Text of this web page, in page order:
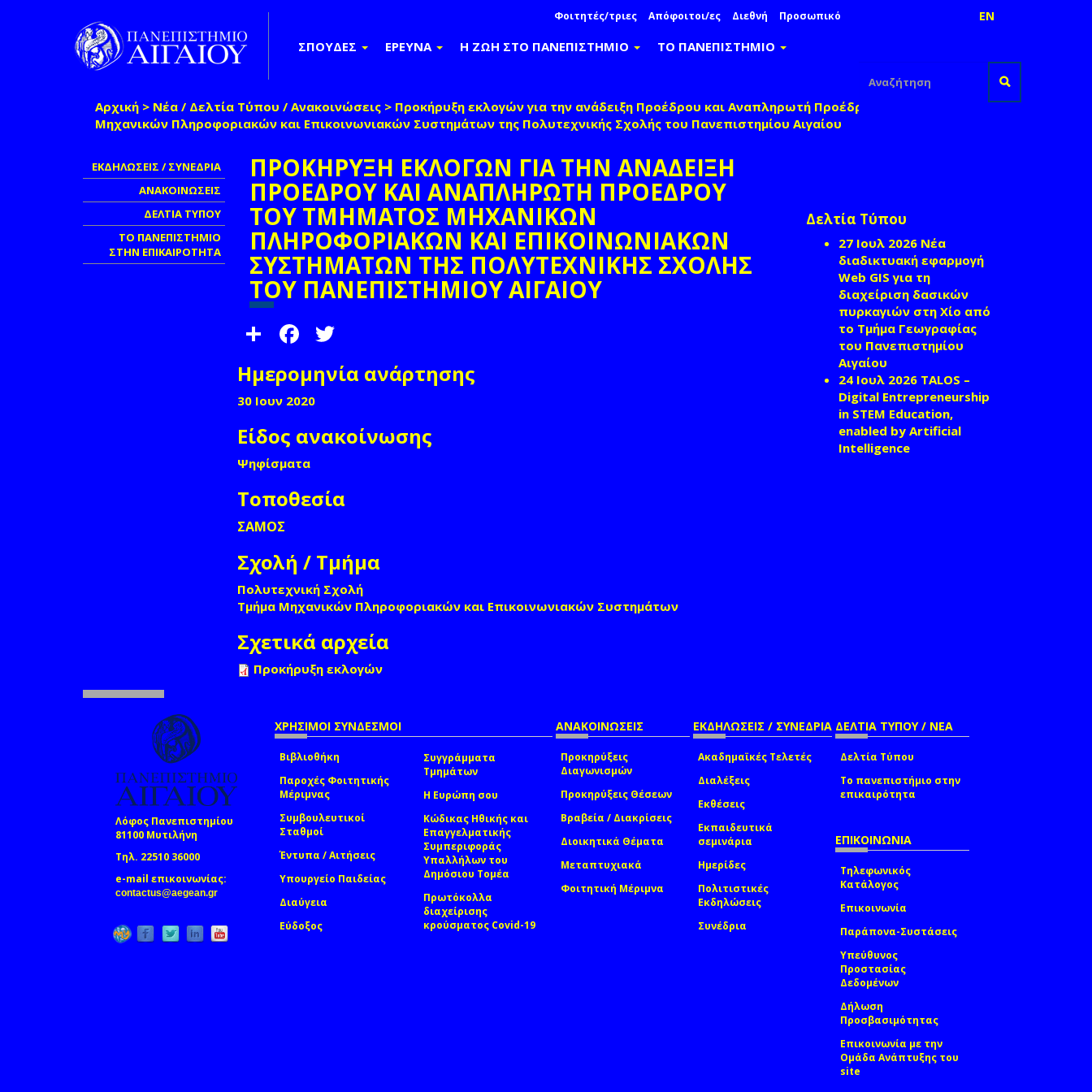
EN
Φοιτητές/τριες Απόφοιτοι/ες Διεθνή Προσωπικό
Φόρμα
ΣΠΟΥΔΕΣ ΕΡΕΥΝΑ Η ΖΩΗ ΣΤΟ ΠΑΝΕΠΙΣΤΗΜΙΟ ΤΟ ΠΑΝΕΠΙΣΤΗΜΙΟ
Είστε εδώ
Αρχική > Νέα / Δελτία Τύπου / Ανακοινώσεις > Προκήρυξη εκλογών για την ανάδειξη Προέδρου και Αναπληρωτή Προέδρου του Τμήματος
Μηχανικών Πληροφοριακών και Επικοινωνιακών Συστημάτων της Πολυτεχνικής Σχολής του Πανεπιστημίου Αιγαίου
ΠΡΟΚΗΡΥΞΗ ΕΚΛΟΓΩΝ ΓΙΑ ΤΗΝ ΑΝΑΔΕΙΞΗ
ΠΡΟΕΔΡΟΥ ΚΑΙ ΑΝΑΠΛΗΡΩΤΗ ΠΡΟΕΔΡΟΥ
ΤΟΥ ΤΜΗΜΑΤΟΣ ΜΗΧΑΝΙΚΩΝ
ΠΛΗΡΟΦΟΡΙΑΚΩΝ ΚΑΙ ΕΠΙΚΟΙΝΩΝΙΑΚΩΝ
ΣΥΣΤΗΜΑΤΩΝ ΤΗΣ ΠΟΛΥΤΕΧΝΙΚΗΣ ΣΧΟΛΗΣ
ΤΟΥ ΠΑΝΕΠΙΣΤΗΜΙΟΥ ΑΙΓΑΙΟΥ
ShareFacebook
Ημερομηνία ανάρτησης
30 Ιουν 2020
Είδος ανακοίνωσης
Ψηφίσματα
Τοποθεσία
ΣΑΜΟΣ
Σχολή / Τμήμα
Πολυτεχνική Σχολή
Τμήμα Μηχανικών Πληροφοριακών και Επικοινωνιακών Συστημάτων
Σχετικά αρχεία
Προκήρυξη εκλογών
ΕΚΔΗΛΩΣΕΙΣ / ΣΥΝΕΔΡΙΑ
ΑΝΑΚΟΙΝΩΣΕΙΣ
ΔΕΛΤΙΑ ΤΥΠΟΥ
ΤΟ ΠΑΝΕΠΙΣΤΗΜΙΟ
ΣΤΗΝ ΕΠΙΚΑΙΡΟΤΗΤΑ
Δελτία Τύπου
27 Ιουλ 2026 Νέα
διαδικτυακή εφαρμογή
Web GIS για τη
διαχείριση δασικών
πυρκαγιών στη Χίο από
το Τμήμα Γεωγραφίας
του Πανεπιστημίου
Αιγαίου
24 Ιουλ 2026 TALOS –
Digital Entrepreneurship
in STEM Education,
enabled by Artificial
Intelligence
Λόφος Πανεπιστημίου
81100 Μυτιλήνη
Τηλ. 22510 36000
e-mail επικοινωνίας:
contactus@aegean.gr
ΧΡΗΣΙΜΟΙ ΣΥΝΔΕΣΜΟΙ
Βιβλιοθήκη
Παροχές Φοιτητικής
Μέριμνας
Συμβουλευτικοί
Σταθμοί
Έντυπα / Αιτήσεις
Υπουργείο Παιδείας
Διαύγεια
Εύδοξος
Συγγράμματα
Τμημάτων
Η Ευρώπη σου
Κώδικας Ηθικής και
Επαγγελματικής
Συμπεριφοράς
Υπαλλήλων του
Δημόσιου Τομέα
Πρωτόκολλα
διαχείρισης
κρούσματος Covid-19
ΑΝΑΚΟΙΝΩΣΕΙΣ
Προκηρύξεις
Διαγωνισμών
Προκηρύξεις Θέσεων
Βραβεία / Διακρίσεις
Διοικητικά Θέματα
Μεταπτυχιακά
Φοιτητική Μέριμνα
ΕΚΔΗΛΩΣΕΙΣ / ΣΥΝΕΔΡΙΑ
Ακαδημαϊκές Τελετές
Διαλέξεις
Εκθέσεις
Εκπαιδευτικά
σεμινάρια
Ημερίδες
Πολιτιστικές
Εκδηλώσεις
Συνέδρια
ΔΕΛΤΙΑ ΤΥΠΟΥ / ΝΕΑ
Δελτία Τύπου
Το πανεπιστήμιο στην
επικαιρότητα
ΕΠΙΚΟΙΝΩΝΙΑ
Τηλεφωνικός
Κατάλογος
Επικοινωνία
Παράπονα-Συστάσεις
Υπεύθυνος
Προστασίας
Δεδομένων
Δήλωση
Προσβασιμότητας
Επικοινωνία με την
Ομάδα Ανάπτυξης του
site